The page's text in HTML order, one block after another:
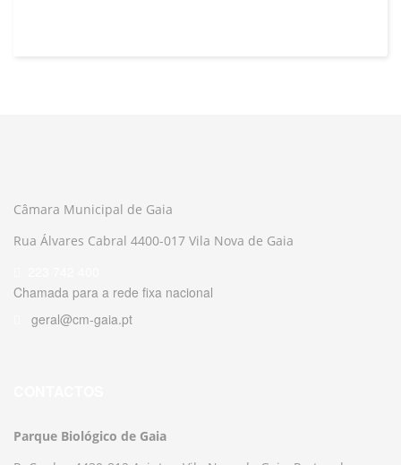
Câmara Municipal de Gaia
Rua Álvares Cabral 4400-017 Vila Nova de Gaia
Chamada para a rede fixa nacional
geral@cm-gaia.pt
Parque Biológico de Gaia